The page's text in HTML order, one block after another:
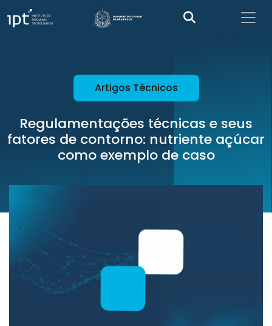
Artigos Técnicos
Regulamentações técnicas e seus
fatores de contorno: nutriente açúcar
como exemplo de caso